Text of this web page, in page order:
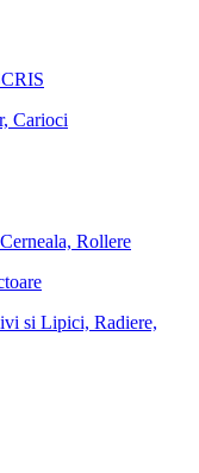
Carioci
Rollere
si Lipici, Radiere,